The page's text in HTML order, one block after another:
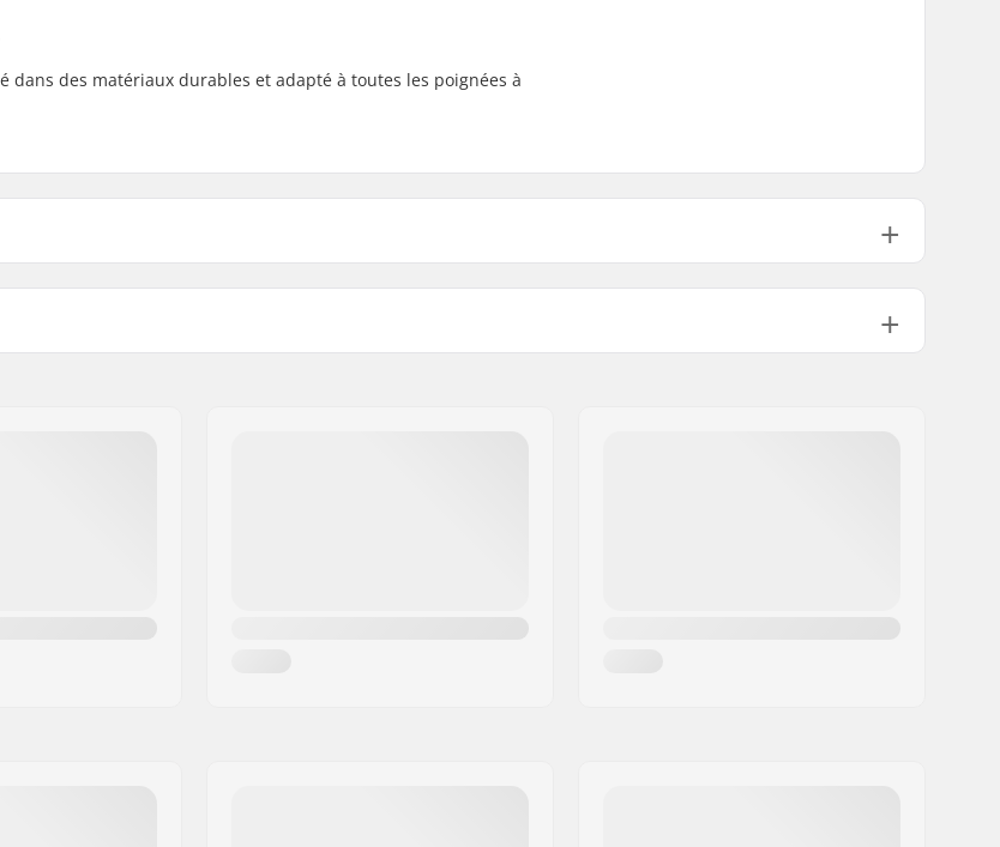
dans des matériaux durables et adapté à toutes les poignées à